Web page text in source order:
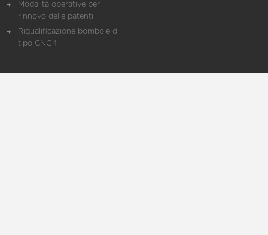
Modalità operative per il
rinnovo delle patenti
Riqualificazione bombole di
tipo CNG4